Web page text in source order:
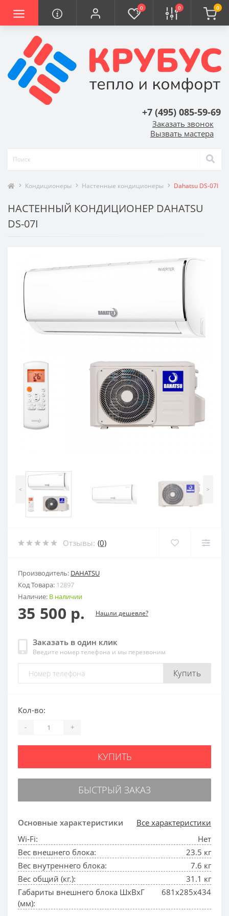
0 0 0
+7 (495) 085-59-69
Заказать звонок
Вызвать мастера
Кондиционеры Настенные кондиционеры Dahatsu DS-07I
НАСТЕННЫЙ КОНДИЦИОНЕР DAHATSU
DS-07I
< >
Отзывы: (0)
Производитель: DAHATSU
Код Товара: 12897
Наличие: В наличии
35 500 р. Нашли дешевле?
Заказать в один клик
Введите номер телефона и мы перезвоним
Купить
Основные характеристики
Все характеристики
Wi-Fi:
Нет
Вес внешнего блока:
23.5 кг
Вес внутреннего блока:
7.6 кг
Вес общий (кг.):
31.1 кг
Габариты внешнего блока ШхВхГ
(мм):
681x285x434
Кол-во:
- +
КУПИТЬ
БЫСТРЫЙ ЗАКАЗ